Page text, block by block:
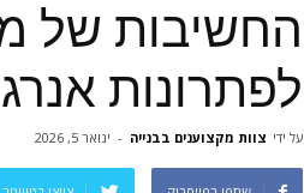
החשיבות של
לפתרונות
על ידי צוות מקצוענים בבנייה - ינואר 5, 2026